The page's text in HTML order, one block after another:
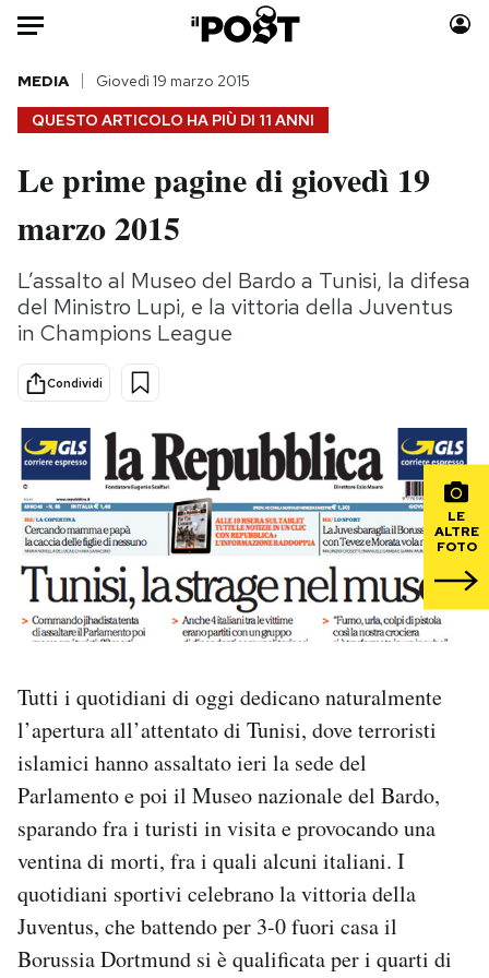
Auto
HOME
Italia
Politica
Tecnologia
Internet
Scienza
Cultura
Economia
Sport
Moda
Storie/Idee
Ok Boomer!
Mondiali calcio 2026
PODCAST
NEWSLETTER
SHOP
CALENDARIO
AREA PERSONALE
Area Personale
Newsletter
QUESTO ARTICOLO HA PIÙ DI 11 ANNI
MEDIA Giovedì 19 marzo 2015
Le prime pagine di giovedì 19
marzo 2015
L’assalto al Museo del Bardo a Tunisi, la difesa
del Ministro Lupi, e la vittoria della Juventus
in Champions League
Condividi
LE
ALTRE
FOTO
Tutti i quotidiani di oggi dedicano naturalmente
l’apertura all’attentato di Tunisi, dove terroristi
islamici hanno assaltato ieri la sede del
Parlamento e poi il Museo nazionale del Bardo,
sparando fra i turisti in visita e provocando una
ventina di morti, fra i quali alcuni italiani. I
quotidiani sportivi celebrano la vittoria della
Juventus, che battendo per 3-0 fuori casa il
Borussia Dortmund si è qualificata per i quarti di